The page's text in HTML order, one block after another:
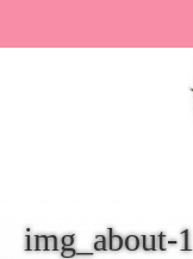
img_about-1